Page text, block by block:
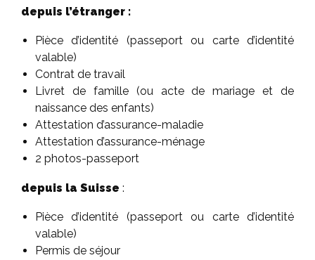
depuis l’étranger :
Pièce d’identité (passeport ou carte d’identité
valable)
Contrat de travail
Livret de famille (ou acte de mariage et de
naissance des enfants)
Attestation d’assurance-maladie
Attestation d’assurance-ménage
2 photos-passeport
depuis la Suisse :
Pièce d’identité (passeport ou carte d’identité
valable)
Permis de séjour